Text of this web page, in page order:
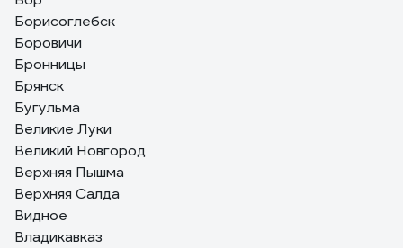
Борисоглебск
Боровичи
Бронницы
Брянск
Бугульма
Великие Луки
Великий Новгород
Верхняя Пышма
Верхняя Салда
Видное
Владикавказ